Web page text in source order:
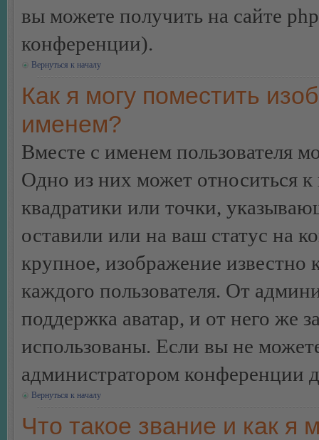
вы можете получить на сайте
конференции).
Вернуться к началу
Как я могу поместить
именем?
Вместе с именем пользователя
Одно из них может относиться
квадратики или точки,
оставили или на ваш статус на
крупное, изображение известно
каждого пользователя. От
поддержка аватар, и от него же
использованы. Если вы не
администратором конференции
Вернуться к началу
Что такое звание и как я